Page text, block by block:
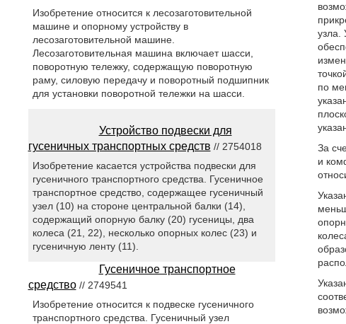
узла.
по
За
и
Изобретение относится к лесозаготовительной
машине и опорному устройству в
лесозаготовительной машине.
Лесозаготовительная машина включает шасси,
поворотную тележку, содержащую поворотную
раму, силовую передачу и поворотный подшипник
для установки поворотной тележки на шасси.
Устройство подвески для
гусеничных транспортных средств // 2754018
Изобретение касается устройства подвески для
гусеничного транспортного средства. Гусеничное
транспортное средство, содержащее гусеничный
узел (10) на стороне центральной балки (14),
содержащий опорную балку (20) гусеницы, два
колеса (21, 22), несколько опорных колес (23) и
гусеничную ленту (11).
Гусеничное транспортное
средство// 2749541
Изобретение относится к подвеске гусеничного
транспортного средства. Гусеничный узел